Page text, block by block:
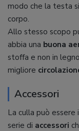
modo che la testa
corpo.
Allo stesso scopo
abbia una buona
stoffa e non in
migliore
Accessori
La culla può essere
serie di accessori